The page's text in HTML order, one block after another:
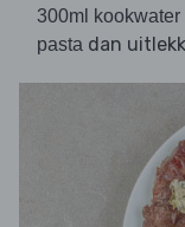
300ml kookwater
pasta dan